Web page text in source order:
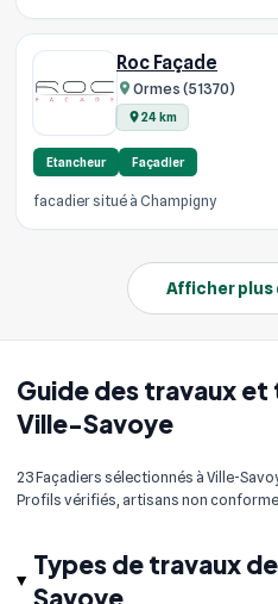
Guide des travaux
Ville-Savoye
23 Façadiers sélectionnés à Ville-
Profils vérifiés, artisans non
Types de travaux
Savoye
Roc Façade
Ormes (51370)
24 km
Etancheur Façadier
facadier situé à Champigny
Afficher plus